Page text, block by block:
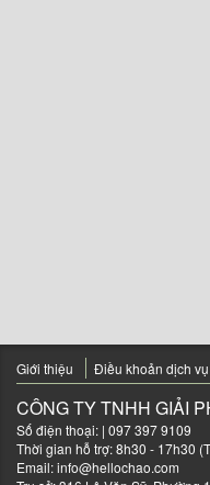
Giới thiệu Điều khoản dịch vụ
CÔNG TY TNHH GIẢI
Số điện thoại: | 097 397 9109
Thời gian hỗ trợ: 8h30 - 17h30
Email:info@hellochao.com